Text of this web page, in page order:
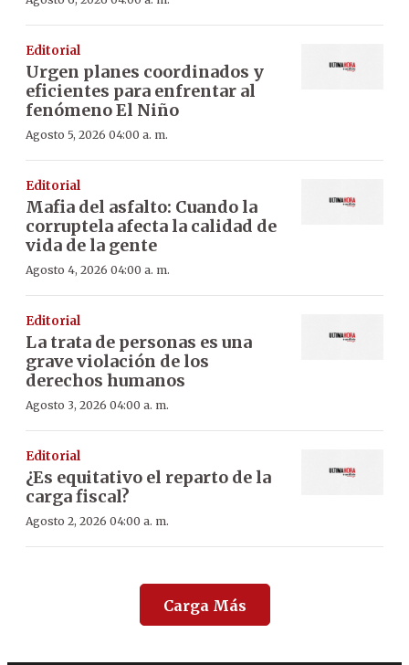
Editorial
Urgen planes coordinados y
eficientes para enfrentar al
fenómeno El Niño
Agosto 5, 2026 04:00 a. m.
Editorial
Mafia del asfalto: Cuando la
corruptela afecta la calidad de
vida de la gente
Agosto 4, 2026 04:00 a. m.
Editorial
La trata de personas es una
grave violación de los
derechos humanos
Agosto 3, 2026 04:00 a. m.
Editorial
¿Es equitativo el reparto de la
carga fiscal?
Agosto 2, 2026 04:00 a. m.
Carga Más